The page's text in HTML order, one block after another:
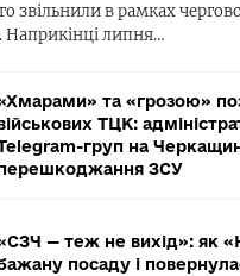
звільнили в рамках
липня…
та «грозою»
ТЦК:
груп на
ЗСУ
— теж не вихід»: як
посаду і